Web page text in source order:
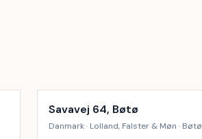
Savavej 64, Bøtø
Danmark · Lolland, Falster & Møn · Bøtø